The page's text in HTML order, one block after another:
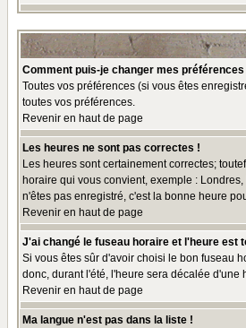
Comment puis-je changer mes préférences
Toutes vos préférences (si vous êtes
toutes vos préférences.
Revenir en haut de page
Les heures ne sont pas correctes !
Les heures sont certainement correctes;
horaire qui vous convient, exemple :
n'êtes pas enregistré, c'est la bonne heure
Revenir en haut de page
J'ai changé le fuseau horaire et l'heure est
Si vous êtes sûr d'avoir choisi le bon fuseau
donc, durant l'été, l'heure sera décalée
Revenir en haut de page
Ma langue n'est pas dans la liste !